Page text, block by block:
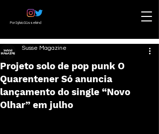
Por Sylvia Süssekind
Projeto solo de pop punk O
Quarentener Só anuncia
lançamento do single “Novo
Olhar” em julho
Susse Magazine